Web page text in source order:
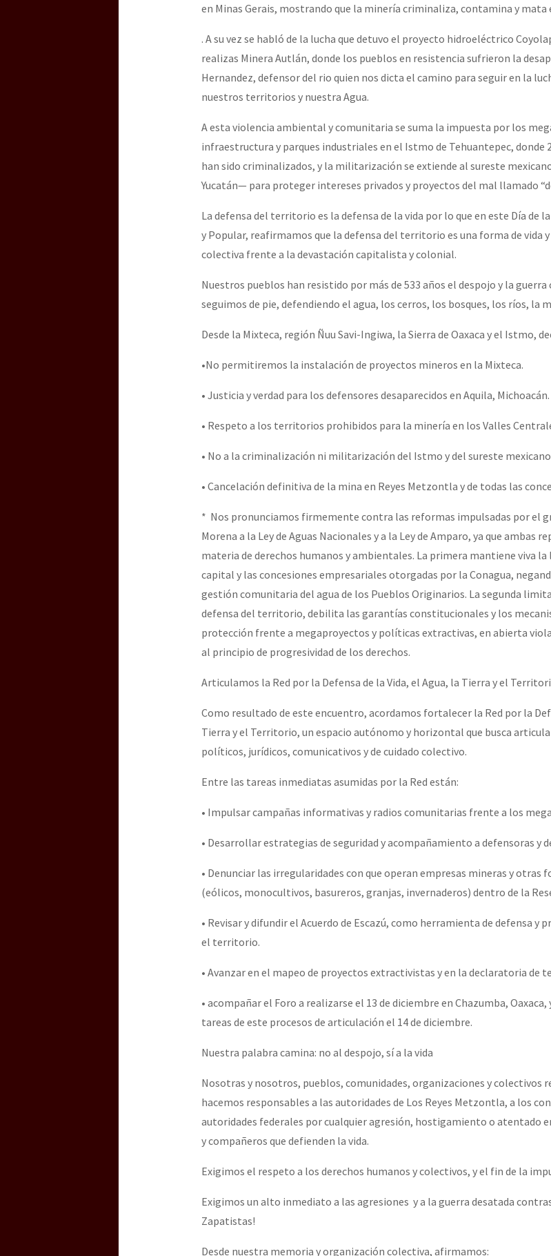
en Minas Gerais, mostrando que la minería criminaliza, contamina y
. A su vez se habló de la lucha que detuvo el proyecto hidroeléctrico
realizas Minera Autlán, donde los pueblos en resistencia sufrieron la
Hernandez, defensor del rio quien nos dicta el camino para seguir en la
nuestros territorios y nuestra Agua.
A esta violencia ambiental y comunitaria se suma la impuesta por los
infraestructura y parques industriales en el Istmo de Tehuantepec, donde
han sido criminalizados, y la militarización se extiende al sureste
Yucatán— para proteger intereses privados y proyectos del mal llamado
La defensa del territorio es la defensa de la vida por lo que en este Día de
y Popular, reafirmamos que la defensa del territorio es una forma de vida
colectiva frente a la devastación capitalista y colonial.
Nuestros pueblos han resistido por más de 533 años el despojo y la
seguimos de pie, defendiendo el agua, los cerros, los bosques, los ríos, la
Desde la Mixteca, región Ñuu Savi-Ingiwa, la Sierra de Oaxaca y el Istmo,
•No permitiremos la instalación de proyectos mineros en la Mixteca.
• Justicia y verdad para los defensores desaparecidos en Aquila, Michoacán.
• Respeto a los territorios prohibidos para la minería en los Valles
• No a la criminalización ni militarización del Istmo y del sureste
• Cancelación definitiva de la mina en Reyes Metzontla y de todas las
* Nos pronunciamos firmemente contra las reformas impulsadas por el
Morena a la Ley de Aguas Nacionales y a la Ley de Amparo, ya que ambas
materia de derechos humanos y ambientales. La primera mantiene viva
capital y las concesiones empresariales otorgadas por la Conagua,
gestión comunitaria del agua de los Pueblos Originarios. La segunda
defensa del territorio, debilita las garantías constitucionales y los
protección frente a megaproyectos y políticas extractivas, en abierta
al principio de progresividad de los derechos.
Articulamos la Red por la Defensa de la Vida, el Agua, la Tierra y el
Como resultado de este encuentro, acordamos fortalecer la Red por la
Tierra y el Territorio, un espacio autónomo y horizontal que busca
políticos, jurídicos, comunicativos y de cuidado colectivo.
Entre las tareas inmediatas asumidas por la Red están:
• Impulsar campañas informativas y radios comunitarias frente a los
• Desarrollar estrategias de seguridad y acompañamiento a defensoras y
• Denunciar las irregularidades con que operan empresas mineras y otras
(eólicos, monocultivos, basureros, granjas, invernaderos) dentro de la
• Revisar y difundir el Acuerdo de Escazú, como herramienta de defensa y
el territorio.
• Avanzar en el mapeo de proyectos extractivistas y en la declaratoria de
• acompañar el Foro a realizarse el 13 de diciembre en Chazumba,
tareas de este procesos de articulación el 14 de diciembre.
Nuestra palabra camina: no al despojo, sí a la vida
Nosotras y nosotros, pueblos, comunidades, organizaciones y colectivos
hacemos responsables a las autoridades de Los Reyes Metzontla, a los
autoridades federales por cualquier agresión, hostigamiento o atentado
y compañeros que defienden la vida.
Exigimos el respeto a los derechos humanos y colectivos, y el fin de la
Exigimos un alto inmediato a las agresiones y a la guerra desatada
Zapatistas!
Desde nuestra memoria y organización colectiva, afirmamos: